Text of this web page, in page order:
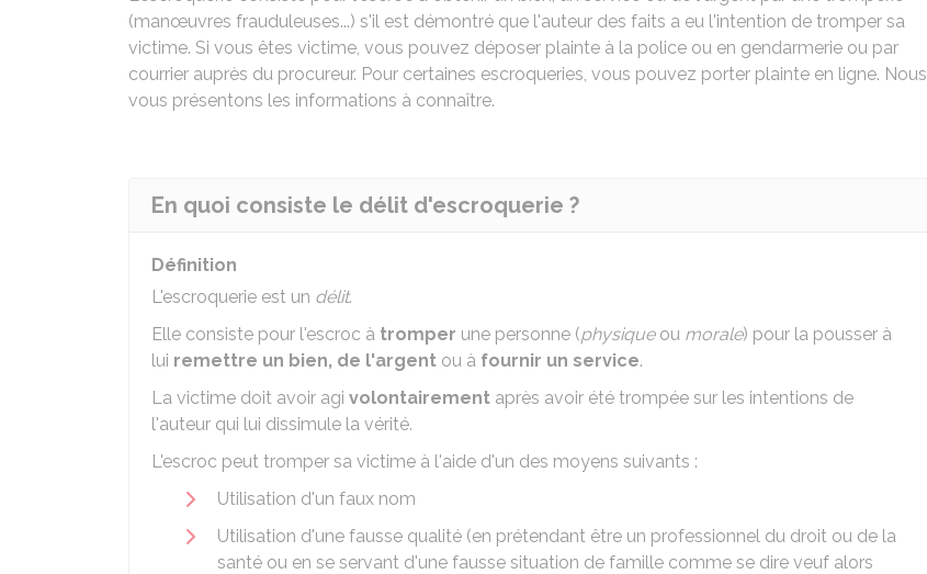
(manœuvres frauduleuses...) s'il est démontré que l'auteur des faits a eu l'intention de tromper sa
victime. Si vous êtes victime, vous pouvez déposer plainte à la police ou en gendarmerie ou par
courrier auprès du procureur. Pour certaines escroqueries, vous pouvez porter plainte en ligne. Nous
vous présentons les informations à connaître.
En quoi consiste le délit d'escroquerie ?
Définition
L'escroquerie est un délit.
Elle consiste pour l'escroc à tromper une personne (physiqueou morale) pour la pousser à
lui remettre un bien, de l'argent ou à fournir un service.
La victime doit avoir agi volontairement après avoir été trompée sur les intentions de
l'auteur qui lui dissimule la vérité.
L'escroc peut tromper sa victime à l'aide d'un des moyens suivants :
Utilisation d'un faux nom
Utilisation d'une fausse qualité (en prétendant être un professionnel du droit ou de la
santé ou en se servant d'une fausse situation de famille comme se dire veuf alors